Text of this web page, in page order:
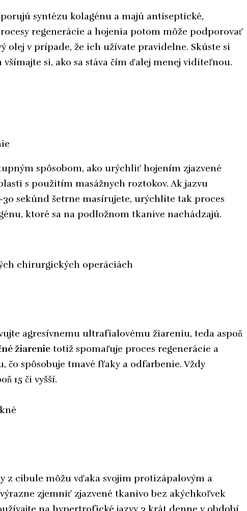
syntézu kolagénu a majú antiseptické,
regenerácie a hojenia potom môže podporovať
olej v prípade, že ich užívate pravidelne. Skúste si
si, ako sa stáva čím ďalej menej viditeľnou.
spôsobom, ako urýchliť hojením zjazvené
s použitím masážnych roztokov. Ak jazvu
sekúnd šetrne masírujete, urýchlite tak proces
ktoré sa na podložnom tkanive nachádzajú.
chirurgických operáciách
agresívnemu ultrafialovému žiareniu, teda aspoň
žiarenie totiž spomaľuje proces regenerácie a
spôsobuje tmavé fľaky a odfarbenie. Vždy
15 či vyšší.
z cibule môžu vďaka svojim protizápalovým a
zjemniť zjazvené tkanivo bez akýchkoľvek